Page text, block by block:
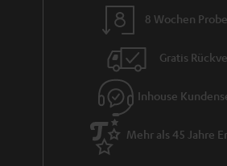
8 Wochen
Gratis
Inhouse
Mehr als 45 Jahre